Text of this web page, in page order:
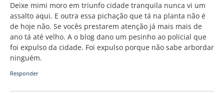
Deixe mimi moro em triunfo cidade tranquila nunca vi um
assalto aqui. E outra essa pichação que tá na planta não é
de hoje não. Se vocês prestarem atenção já mais mais de
ano tá até velho. A o blog dano um pesinho ao policial que
foi expulso da cidade. Foi expulso porque não sabe arbordar
ninguém.
Responder